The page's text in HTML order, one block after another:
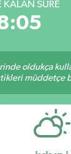
KALAN SÜRE
oldukça
müddetçe